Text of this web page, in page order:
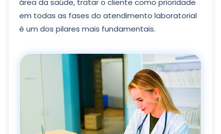
em todas as fases do atendimento laboratorial
é um dos pilares mais fundamentais.